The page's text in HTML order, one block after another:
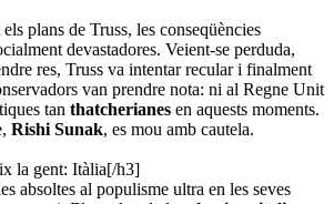
plans de Truss, les conseqüències
devastadores. Veient-se perduda,
res, Truss va intentar recular i finalment
van prendre nota: ni al Regne Unit
tan thatcherianes en aquests moments.
Rishi Sunak, es mou amb cautela.
la gent: Itàlia[/h3]
absoltes al populisme ultra en les seves